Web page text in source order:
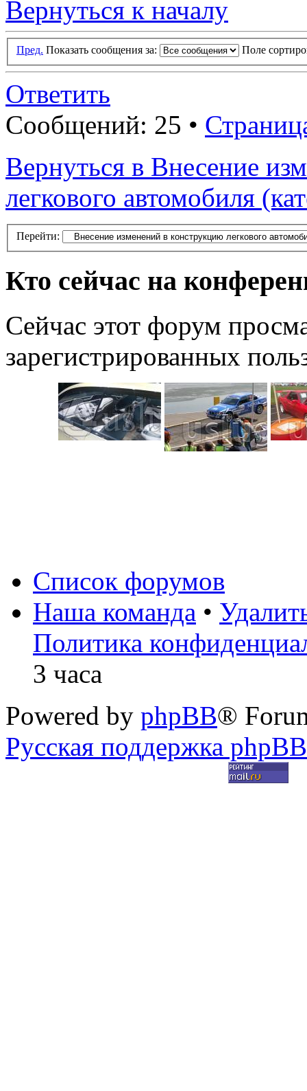
Вернуться к началу
Пред. Показать сообщения за: Поле
Ответить
Сообщений: 25 •
Вернуться в Внесение
легкового автомобиля
Перейти:
Кто сейчас на
Сейчас этот форум
зарегистрированных
Список форумов
Наша команда •
Политика
3 часа
Powered by phpBB®
Русская поддержка phpBB